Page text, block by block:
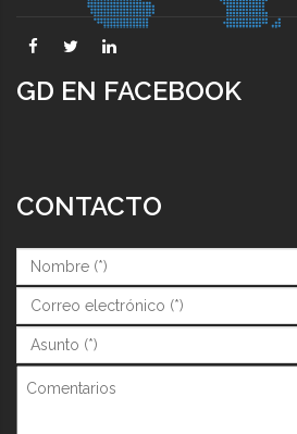
GD EN FACEBOOK
CONTACTO
Nombre (*)*
Correo (*)*
Asunto (*)*
Comentarios